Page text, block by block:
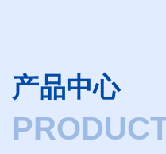
产品中心